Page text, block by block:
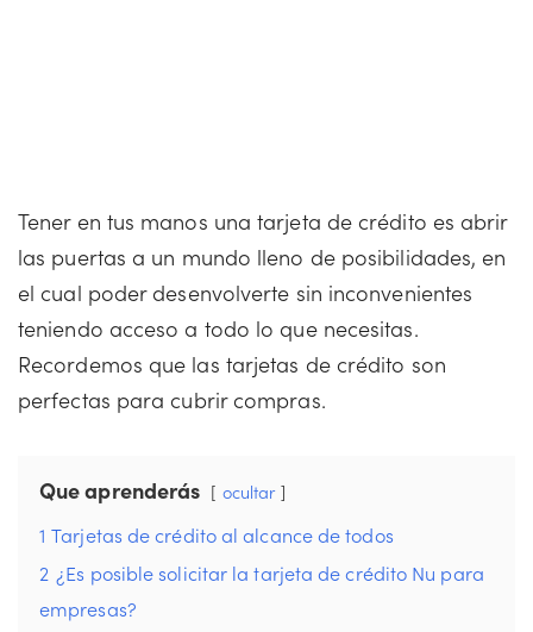
Tener en tus manos una tarjeta de crédito es abrir
las puertas a un mundo lleno de posibilidades, en
el cual poder desenvolverte sin inconvenientes
teniendo acceso a todo lo que necesitas.
Recordemos que las tarjetas de crédito son
perfectas para cubrir compras.
Que aprenderás ocultar
1 Tarjetas de crédito al alcance de todos
2 ¿Es posible solicitar la tarjeta de crédito Nu para
empresas?